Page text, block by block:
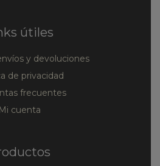
útiles
y devoluciones
de privacidad
frecuentes
Mi cuenta